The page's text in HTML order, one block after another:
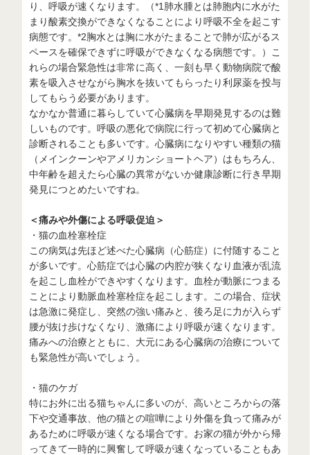
り、呼吸が速くなります。（*1肺水腫とは肺胞内に水がた
まり酸素交換ができなくなることにより呼吸不全を起こす
病態です。*2胸水とは胸に水がたまることで肺が広がるス
ペースを確保できずに呼吸ができなくなる病態です。）こ
れらの場合緊急性は非常に高く、一刻も早く動物病院で酸
素を吸入させながら胸水を抜いてもらったり利尿薬を投与
してもらう必要があります。
なかなか普通に暮らしていて心臓病を早期発見するのは難
しいものです。呼吸の悪化で病院に行って初めて心臓病と
診断されることも多いです。心臓病になりやすい種類の猫
（メインクーンやアメリカンショートヘア）はもちろん、
中年齢を超えたら心臓の異常がないか健康診断に行き早期
発見につとめたいですね。
＜痛みや外傷による呼吸促迫＞
・猫の血栓塞栓症
この病気は先ほど述べた心臓病（心筋症）に付随すること
が多いです。心筋症では心臓の内腔が狭くなり血液が乱流
を起こし血栓ができやすくなります。血栓が動脈につまる
ことにより動脈血栓塞栓症を起こします。この場合、症状
は急激に発症し、突然の強い痛みと、後ろ足に力が入らず
腰が抜け歩けなくなり、激痛により呼吸が速くなります。
痛みへの治療とともに、大元にある心臓病の治療について
も緊急性が高いでしょう。
・猫のケガ
特にお外に出る猫ちゃんに多いのが、高いところからの落
下や交通事故、他の猫との喧嘩により外傷を負って痛みが
あるために呼吸が速くなる場合です。お家の猫が外から帰
ってきて一時的に興奮して呼吸が速くなっていることもあ